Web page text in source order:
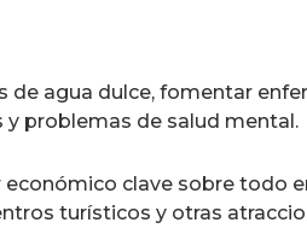
agua dulce, fomentar
y problemas de salud mental.
clave sobre todo
turísticos y otras